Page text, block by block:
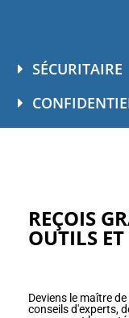
SÉCURITAIRE
REÇOIS
OUTILS
Deviens le maître
conseils d'experts,